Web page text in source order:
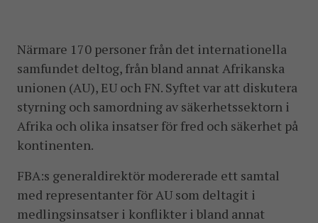
Närmare 170 personer från det internationella
samfundet deltog, från bland annat Afrikanska
unionen (AU), EU och FN. Syftet var att diskutera
styrning och samordning av säkerhetssektorn i
Afrika och olika insatser för fred och säkerhet på
kontinenten.
FBA:s generaldirektör modererade ett samtal
med representanter för AU som deltagit i
medlingsinsatser i konflikter i bland annat